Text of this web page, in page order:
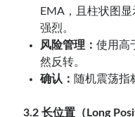
EMA，且柱状图
强烈。
风险管理：使用高
然反转。
确认： 随机震荡指
3.2 长位置（Long